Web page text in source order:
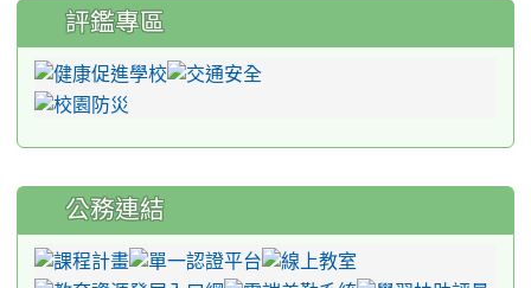
評鑑專區
公務連結